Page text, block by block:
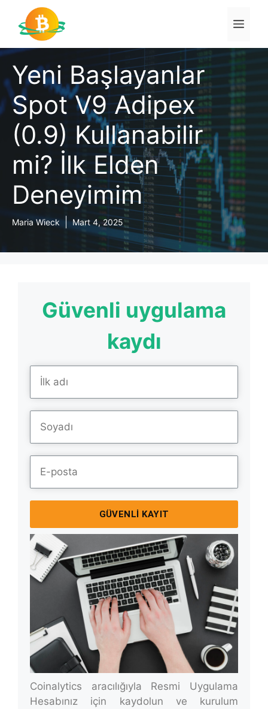
Yeni Başlayanlar
Spot V9 Adipex
(0.9) Kullanabilir
mi? İlk Elden
Deneyimim
Maria Wieck Mart 4, 2025
Coinalytics aracılığıyla Resmi Uygulama
Hesabınız için kaydolun ve kurulum
Güvenli uygulama
kaydı
GÜVENLI KAYIT